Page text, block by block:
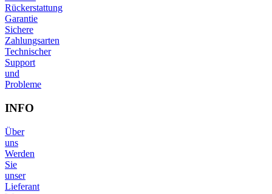
Rückerstattung
Garantie
Sichere
Zahlungsarten
Technischer
Support
und
Probleme
INFO
Über
uns
Werden
Sie
unser
Lieferant